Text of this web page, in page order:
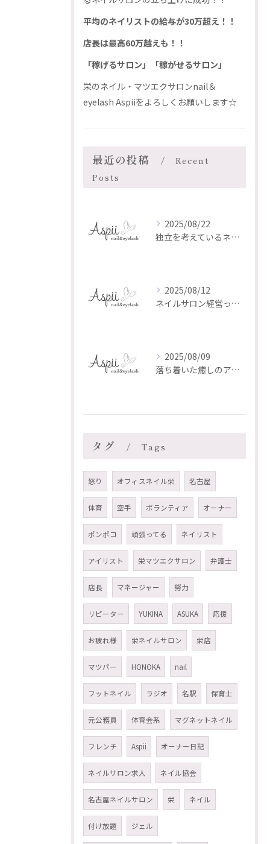
平均のネイリストの給与が30万超え！！
店長は最高60万越えも！！
「稼げるサロン」「稼がせるサロン」
栄のネイル・マツエクサロンnail＆
eyelash Aspiiをよろしくお願いします☆
最近の投稿
Recent
Posts
2025/08/22
独立を考えているネイリスト・アイリストのあなたへ
2025/08/12
ネイルサロン経営って、実はとても大変なんです。
2025/08/09
落ち着いた癒しのアイリスト AKI のご紹介✨
タグ Tags
怒り オフィスネイル栄 名古屋
体育 空手 ボランティア オーナー
ポンポコ 頑張ってる ネイリスト
アイリスト 栄マツエクサロン 弁護士
店長 マネージャー 努力
リピーター YUKINA ASUKA 応援
お疲れ様 栄ネイルサロン 栄店
マツパー HONOKA nail
フットネイル ラジオ 名駅 保育士
元公務員 体育会系 マグネットネイル
フレンチ Aspii オーナー日記
ネイルサロン求人 ネイル協会
名古屋ネイルサロン 栄 ネイル
付け放題 ジェル